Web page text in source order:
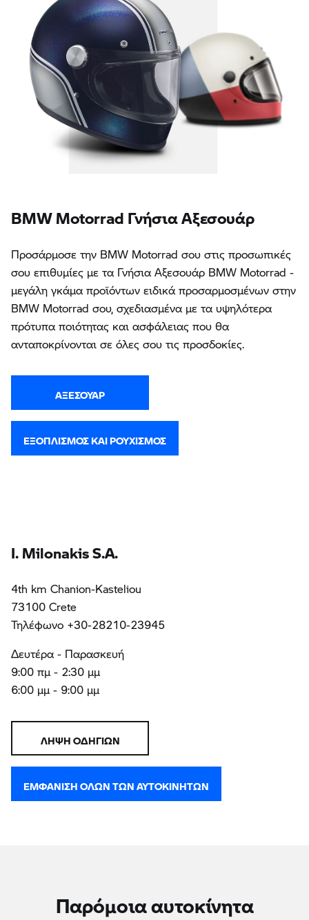
BMW Motorrad Γνήσια Αξεσουάρ
Προσάρμοσε την BMW Motorrad σου στις προσωπικές
σου επιθυμίες με τα Γνήσια Αξεσουάρ BMW Motorrad -
μεγάλη γκάμα προϊόντων ειδικά προσαρμοσμένων στην
BMW Motorrad σου, σχεδιασμένα με τα υψηλότερα
πρότυπα ποιότητας και ασφάλειας που θα
ανταποκρίνονται σε όλες σου τις προσδοκίες.
ΑΞΕΣΟΥΆΡ
ΕΞΟΠΛΙΣΜΌΣ ΚΑΙ ΡΟΥΧΙΣΜΌΣ
I. Milonakis S.A.
4th km Chanion-Kasteliou
73100 Crete
Τηλέφωνο +30-28210-23945
Δευτέρα - Παρασκευή
9:00 πμ - 2:30 μμ
6:00 μμ - 9:00 μμ
ΛΉΨΗ ΟΔΗΓΙΏΝ
ΕΜΦΆΝΙΣΗ ΌΛΩΝ ΤΩΝ ΑΥΤΟΚΙΝΉΤΩΝ
Παρόμοια αυτοκίνητα